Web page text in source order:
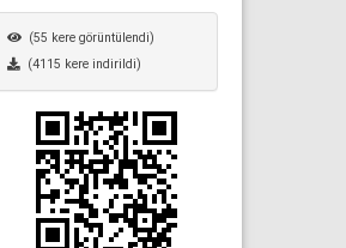
(55 kere görüntülendi)
(4115 kere indirildi)